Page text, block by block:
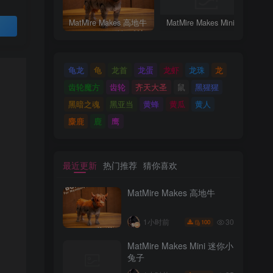
MatMire Makes 高地牛
龟龙 龟 龙首 龙蛋 龙虾 龙珠
龙
齿轮魔方
齿轮 齐天大圣 鼠
黑猩猩
黑暗之魂
黑亚当 黄蜂 黄瓜
黄人
麋鹿
鹿 鹰
最近更新 热门推荐 猜你喜欢
MatMire Makes 高地牛
1小时前 100 30
MatMire Makes Mini 迷你小
兔子